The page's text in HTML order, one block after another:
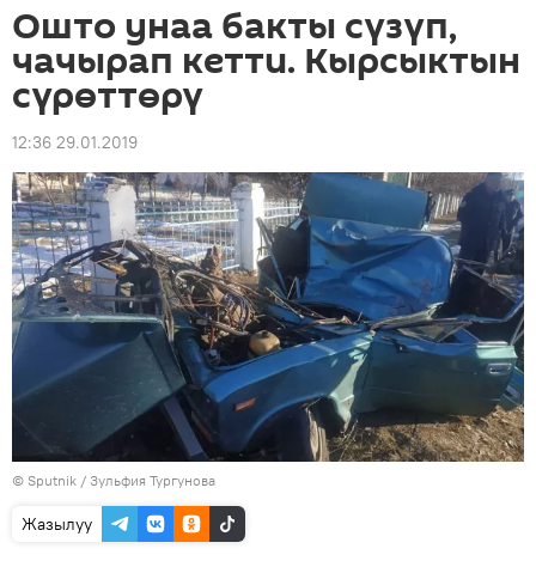
Ошто унаа бакты сүзүп,
чачырап кетти. Кырсыктын
сүрөттөрү
12:36 29.01.2019
© Sputnik / Зульфия Тургунова
Жазылуу